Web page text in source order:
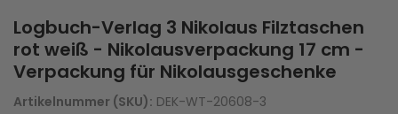
Logbuch-Verlag 3 Nikolaus Filztaschen
rot weiß - Nikolausverpackung 17 cm -
Verpackung für Nikolausgeschenke
Artikelnummer (SKU): DEK-WT-20608-3